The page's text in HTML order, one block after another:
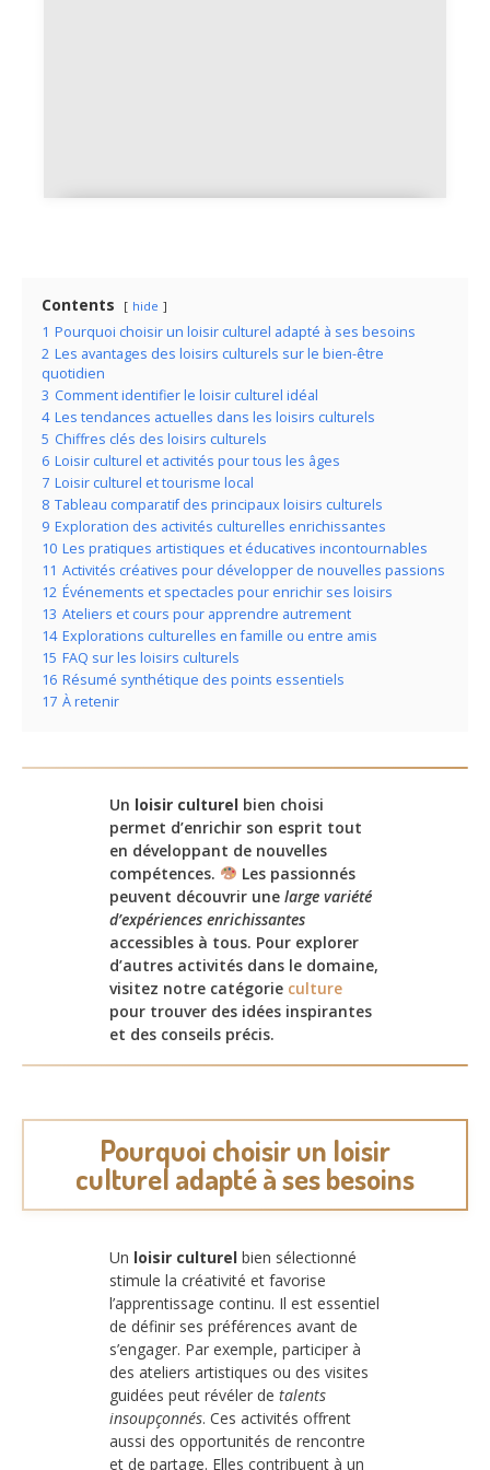
Contents hide
1 Pourquoi choisir un loisir culturel adapté à ses besoins
2 Les avantages des loisirs culturels sur le bien-être
quotidien
3 Comment identifier le loisir culturel idéal
4 Les tendances actuelles dans les loisirs culturels
5 Chiffres clés des loisirs culturels
6 Loisir culturel et activités pour tous les âges
7 Loisir culturel et tourisme local
8 Tableau comparatif des principaux loisirs culturels
9 Exploration des activités culturelles enrichissantes
10 Les pratiques artistiques et éducatives incontournables
11 Activités créatives pour développer de nouvelles passions
12 Événements et spectacles pour enrichir ses loisirs
13 Ateliers et cours pour apprendre autrement
14 Explorations culturelles en famille ou entre amis
15 FAQ sur les loisirs culturels
16 Résumé synthétique des points essentiels
17 À retenir
Un loisir culturel bien choisi
permet d’enrichir son esprit tout
en développant de nouvelles
compétences.
Les passionnés
peuvent découvrir une large variété
d’expériences enrichissantes
accessibles à tous. Pour explorer
d’autres activités dans le domaine,
visitez notre catégorie culture
pour trouver des idées inspirantes
et des conseils précis.
Pourquoi choisir un loisir
culturel adapté à ses besoins
Un loisir culturel bien sélectionné
stimule la créativité et favorise
l’apprentissage continu. Il est essentiel
de définir ses préférences avant de
s’engager. Par exemple, participer à
des ateliers artistiques ou des visites
guidées peut révéler de talents
insoupçonnés. Ces activités offrent
aussi des opportunités de rencontre
et de partage. Elles contribuent à un